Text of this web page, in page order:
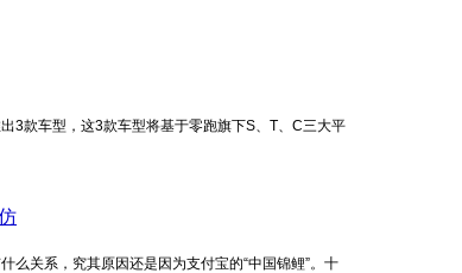
3款车型，这3款车型将基于零跑旗下S、T、C三大平
么关系，究其原因还是因为支付宝的“中国锦鲤”。十